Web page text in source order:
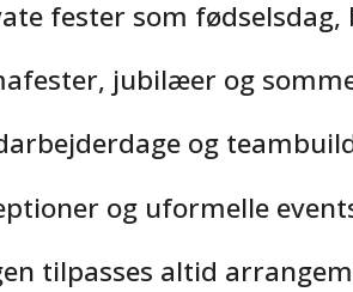
fester som
jubilæer og
og
og uformelle
tilpasses altid